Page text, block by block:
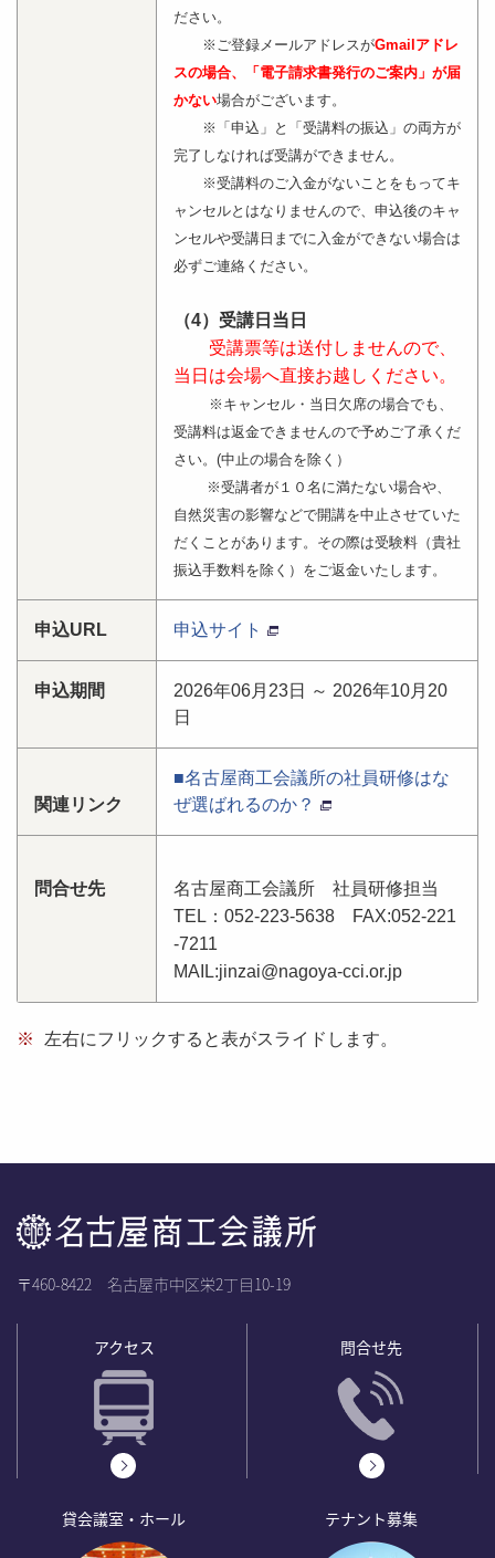
ださい。
※ご登録メールアドレスがGmailアドレ
スの場合、「電子請求書発行のご案内」が届
かない場合がございます。
※「申込」と「受講料の振込」の両方が
完了しなければ受講ができません。
※受講料のご入金がないことをもってキ
ャンセルとはなりませんので、申込後のキャ
ンセルや受講日までに入金ができない場合は
必ずご連絡ください。
（4）受講日当日
受講票等は送付しませんので、
当日は会場へ直接お越しください。
※キャンセル・当日欠席の場合でも、
受講料は返金できませんので予めご了承くだ
さい。(中止の場合を除く）
※受講者が１０名に満たない場合や、
自然災害の影響などで開講を中止させていた
だくことがあります。その際は受験料（貴社
振込手数料を除く）をご返金いたします。
申込URL 申込サイト
申込期間
2026年06月23日 ～ 2026年10月20
日
関連リンク
■名古屋商工会議所の社員研修はな
ぜ選ばれるのか？
問合せ先
名古屋商工会議所 社員研修担当
TEL：052-223-5638 FAX:052-221
-7211
MAIL:jinzai@nagoya-cci.or.jp
※ 左右にフリックすると表がスライドします。
〒460-8422 名古屋市中区栄2丁目10-19
アクセス 問合せ先
貸会議室・ホール テナント募集